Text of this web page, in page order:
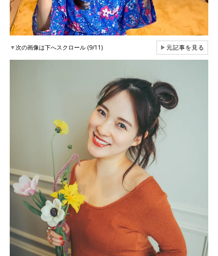
▼次の画像は下へスクロール (9/11) ▶元記事を見る